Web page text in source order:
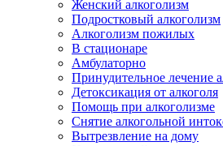
Женский алкоголизм
Подростковый алкоголизм
Алкоголизм пожилых
В стационаре
Амбулаторно
Принудительное лечение
Детоксикация от алкоголя
Помощь при алкоголизме
Снятие алкогольной
Вытрезвление на дому